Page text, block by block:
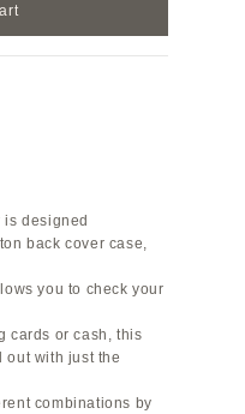
designed
back cover case,
you to check your
cards or cash, this
out with just the
combinations by